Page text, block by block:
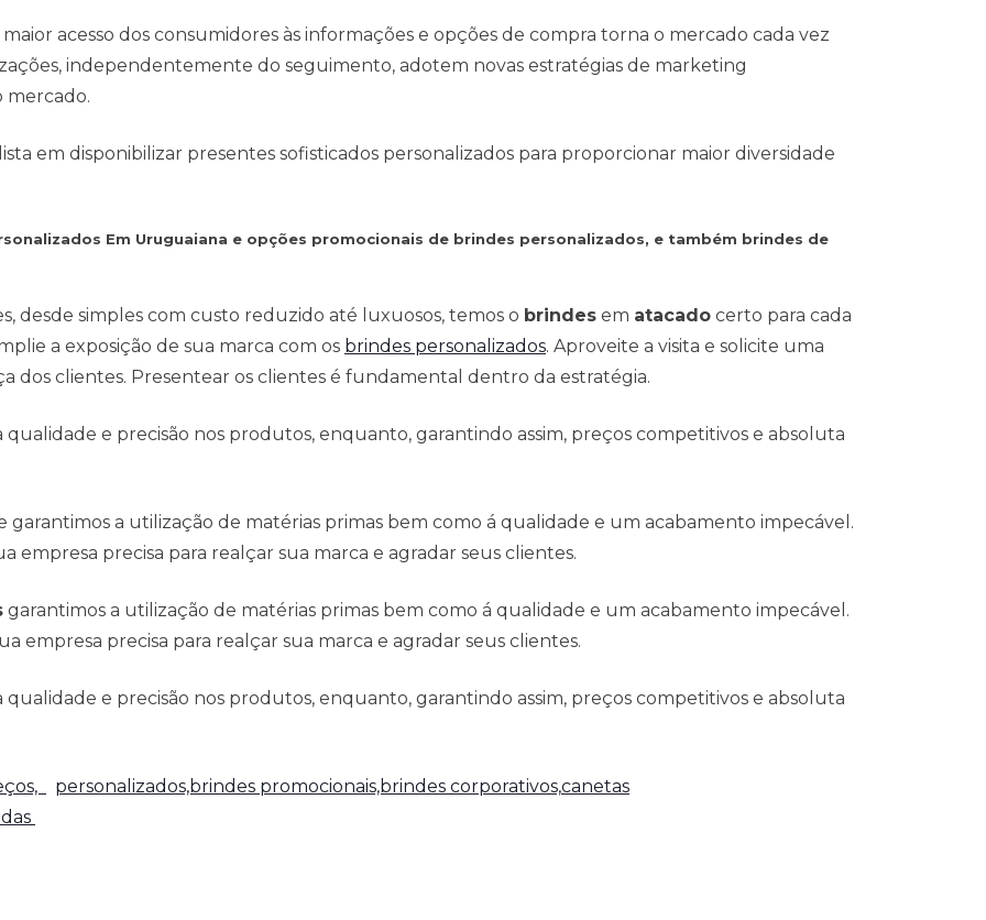
maior acesso dos consumidores às informações e opções de compra torna o mercado cada vez
independentemente do seguimento, adotem novas estratégias de marketing
mercado.
em disponibilizar presentes sofisticados personalizados para proporcionar maior diversidade
Em Uruguaiana e opções promocionais de brindes personalizados, e também brindes de
desde simples com custo reduzido até luxuosos, temos o brindes em atacado certo para cada
a exposição de sua marca com os brindes personalizados. Aproveite a visita e solicite uma
dos clientes. Presentear os clientes é fundamental dentro da estratégia.
qualidade e precisão nos produtos, enquanto, garantindo assim, preços competitivos e absoluta
garantimos a utilização de matérias primas bem como á qualidade e um acabamento impecável.
empresa precisa para realçar sua marca e agradar seus clientes.
garantimos a utilização de matérias primas bem como á qualidade e um acabamento impecável.
empresa precisa para realçar sua marca e agradar seus clientes.
qualidade e precisão nos produtos, enquanto, garantindo assim, preços competitivos e absoluta
personalizados,brindes promocionais,brindes corporativos,canetas